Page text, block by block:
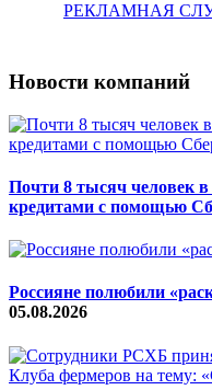
РЕКЛАМНАЯ
Новости компаний
Почти 8 тысяч человек
кредитами с помощью
Россияне полюбили
05.08.2026